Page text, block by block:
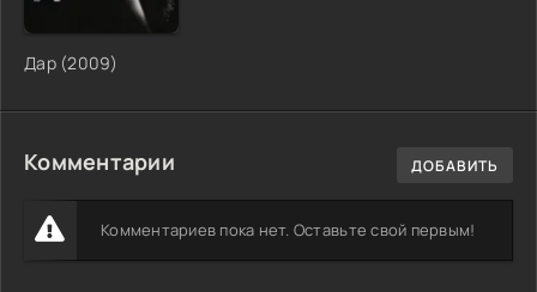
Дар (2009)
Комментарии ДОБАВИТЬ
Комментариев пока нет. Оставьте свой первым!